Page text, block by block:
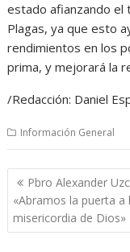
estado afianzando el
Plagas, ya que esto
rendimientos en los
prima, y mejorará la
/Redacción: Daniel
Información General
Navegación
de
entradas
Pbro Alexander
«Abramos la puerta a
misericordia de Dios»